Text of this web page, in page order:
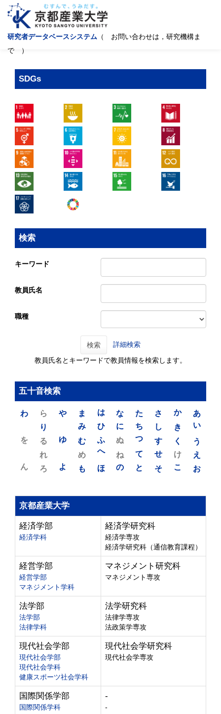
研究者データベースシステム （ お問い合わせは，研究機構ま
で ）
SDGs
検索
キーワード
教員氏名
職種
検索 詳細検索
教員氏名とキーワードで教員情報を検索します。
五十音検索
あ
い
う
え
お
か
き
く
け
こ
さ
し
す
せ
そ
た
ち
つ
て
と
な
に
ぬ
ね
の
は
ひ
ふ
へ
ほ
ま
み
む
め
も
や
ゆ
よ
ら
り
る
れ
ろ
わ
を
ん
京都産業大学
経済学部
経済学科
経済学研究科
経済学専攻
経済学研究科（通信教育課程）
経営学部
経営学部
マネジメント学科
マネジメント研究科
マネジメント専攻
法学部
法学部
法律学科
法学研究科
法律学専攻
法政策学専攻
現代社会学部
現代社会学部
現代社会学科
健康スポーツ社会学科
現代社会学研究科
現代社会学専攻
国際関係学部
国際関係学科
-
-